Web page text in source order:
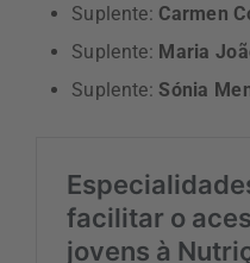
Suplente: Carmen
Suplente: Maria
Suplente:Sónia